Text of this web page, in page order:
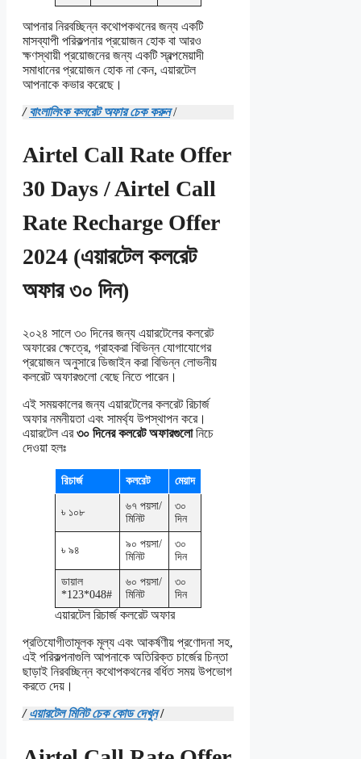
আপনার নিরবচ্ছিন্ন কথোপকথনের জন্য একটি
মাসব্যাপী পরিকল্পনার প্রয়োজন হোক বা আরও
ক্ষণস্থায়ী প্রয়োজনের জন্য একটি স্বল্পমেয়াদী
সমাধানের প্রয়োজন হোক না কেন, এয়ারটেল
আপনাকে কভার করেছে।
/বাংলালিংক কলরেট অফার চেক করুন/
Airtel Call Rate Offer
30 Days / Airtel Call
Rate Recharge Offer
2024 (এয়ারটেল কলরেট
অফার ৩০ দিন)
২০২৪ সালে ৩০ দিনের জন্য এয়ারটেলের কলরেট
অফারের ক্ষেত্রে, গ্রাহকরা বিভিন্ন যোগাযোগের
প্রয়োজন অনুসারে ডিজাইন করা বিভিন্ন লোভনীয়
কলরেট অফারগুলো বেছে নিতে পারেন।
এই সময়কালের জন্য এয়ারটেলের কলরেট রিচার্জ
অফার নমনীয়তা এবং সামর্থ্য উপস্থাপন করে।
এয়ারটেল এর৩০ দিনের কলরেট অফারগুলোনিচে
দেওয়া হলঃ
রিচার্জ কলরেট মেয়াদ
৳ ১০৮
৬৭ পয়সা/
মিনিট
৩০
দিন
৳ ৯৪
৯০ পয়সা/
মিনিট
৩০
দিন
ডায়াল
*123*048#
৬০ পয়সা/
মিনিট
৩০
দিন
এয়ারটেল রিচার্জ কলরেট অফার
প্রতিযোগীতামূলক মূল্য এবং আকর্ষণীয় প্রণোদনা সহ,
এই পরিকল্পনাগুলি আপনাকে অতিরিক্ত চার্জের চিন্তা
ছাড়াই নিরবচ্ছিন্ন কথোপকথনের বর্ধিত সময় উপভোগ
করতে দেয়।
/এয়ারটেল মিনিট চেক কোড দেখুন/